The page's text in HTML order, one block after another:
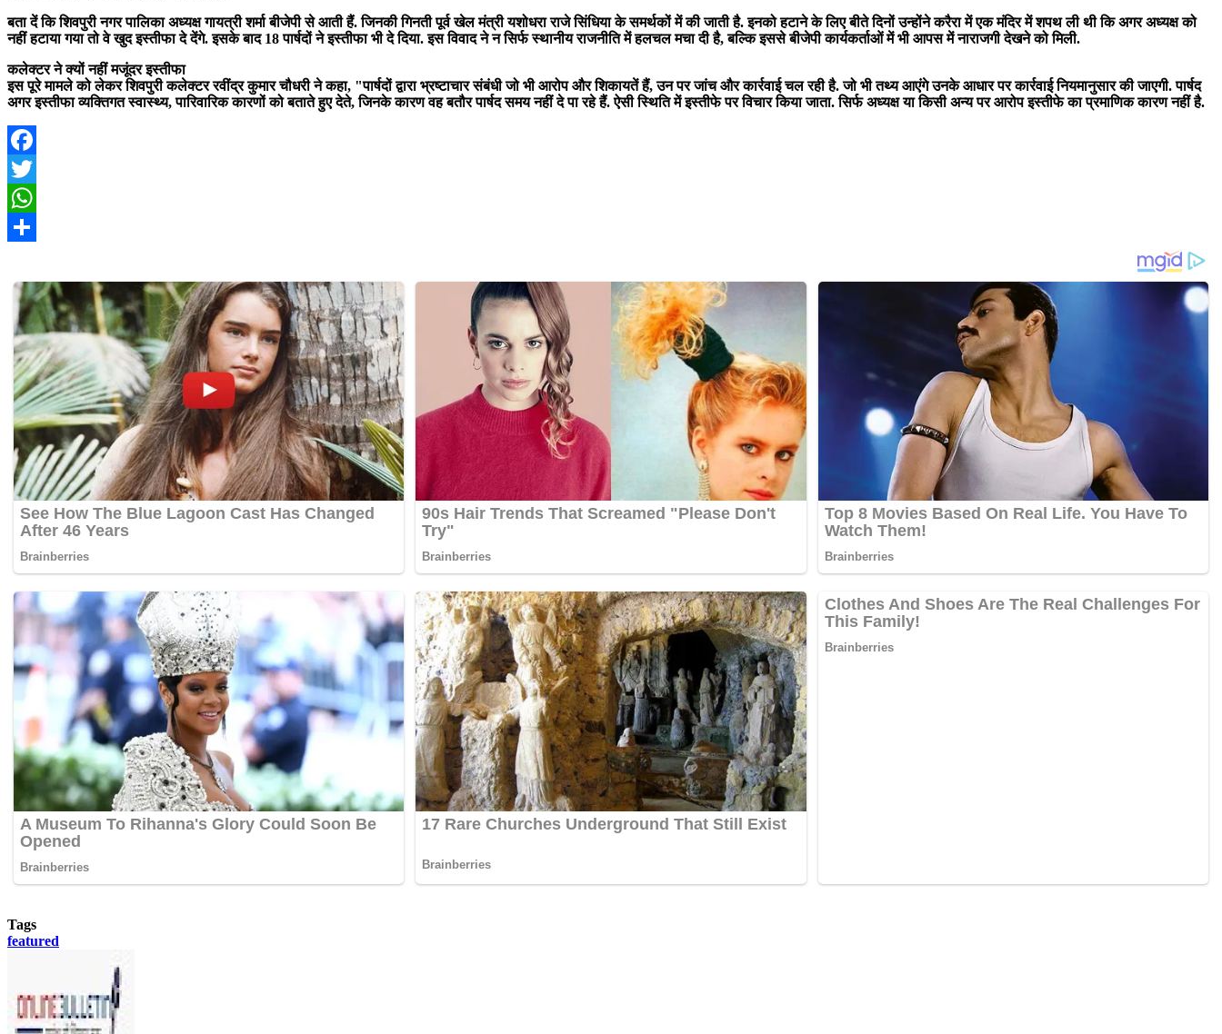
बता दें कि शिवपुरी नगर पालिका अध्यक्ष गायत्री शर्मा बीजेपी से आती हैं. जिनकी गिनती पूर्व खेल मंत्री यशोधरा राजे सिंधिया के समर्थकों में की जाती है. इनको हटाने के लिए बीते दिनों उन्होंने करैरा में एक मंदिर में शपथ ली थी कि अगर अध्यक्ष को
नहीं हटाया गया तो वे खुद इस्तीफा दे देंगे. इसके बाद 18 पार्षदों ने इस्तीफा भी दे दिया. इस विवाद ने न सिर्फ स्थानीय राजनीति में हलचल मचा दी है, बल्कि इससे बीजेपी कार्यकर्ताओं में भी आपस में नाराजगी देखने को मिली.
कलेक्टर ने क्यों नहीं मजूंदर इस्तीफा
इस पूरे मामले को लेकर शिवपुरी कलेक्टर रवींद्र कुमार चौधरी ने कहा, "पार्षदों द्वारा भ्रष्टाचार संबंधी जो भी आरोप और शिकायतें हैं, उन पर जांच और कार्रवाई चल रही है. जो भी तथ्य आएंगे उनके आधार पर कार्रवाई नियमानुसार की जाएगी. पार्षद
अगर इस्तीफा व्यक्तिगत स्वास्थ्य, पारिवारिक कारणों को बताते हुए देते, जिनके कारण वह बतौर पार्षद समय नहीं दे पा रहे हैं. ऐसी स्थिति में इस्तीफे पर विचार किया जाता. सिर्फ अध्यक्ष या किसी अन्य पर आरोप इस्तीफे का प्रमाणिक कारण नहीं है.
Facebook
Twitter
WhatsApp
Tags
featured